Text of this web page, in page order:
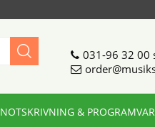
031-96 32 00
NOTSKRIVNING &